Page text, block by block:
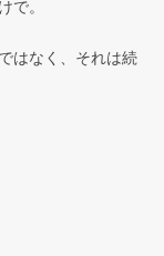
で。
はなく、それは続